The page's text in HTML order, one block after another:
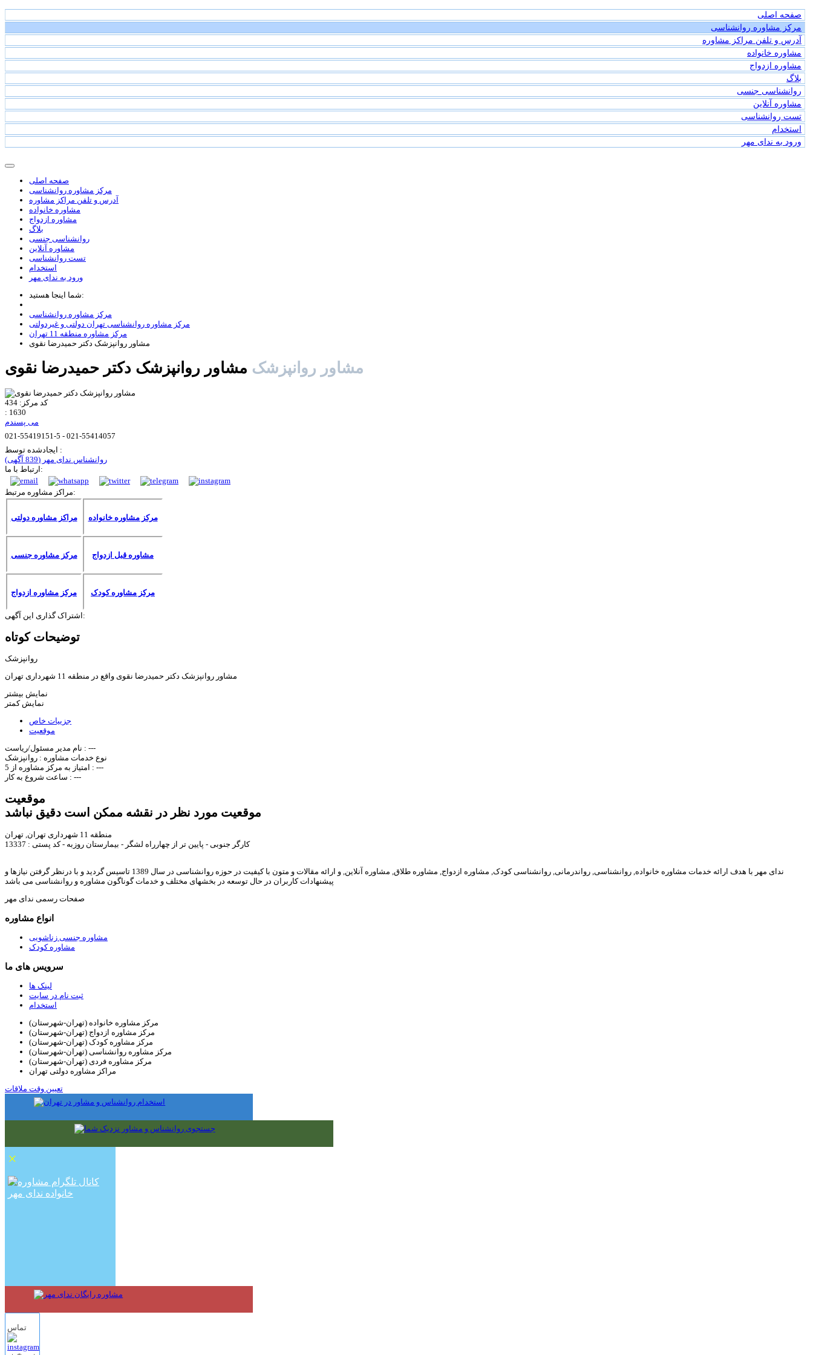
صفحه اصلی
مرکز مشاوره روانشناسی
آدرس و تلفن مراکز مشاوره
مشاوره خانواده
مشاوره ازدواج
بلاگ
روانشناسی جنسی
مشاوره آنلاین
تست روانشناسی
استخدام
ورود به ندای مهر
صفحه اصلی
مرکز مشاوره روانشناسی
آدرس و تلفن مراکز مشاوره
مشاوره خانواده
مشاوره ازدواج
بلاگ
روانشناسی جنسی
مشاوره آنلاین
تست روانشناسی
استخدام
ورود به ندای مهر
شما اینجا هستید:
مرکز مشاوره روانشناسی
مرکز مشاوره روانشناسی تهران دولتی و غیردولتی
مرکز مشاوره منطقه 11 تهران
مشاور روانپزشک دکتر حمیدرضا نقوی
مشاور روانپزشک
کد مرکز: 434
: 1630
می پسندم
021-55419151-5 - 021-55414057
ایجادشده توسط :
روانشناس ندای مهر (839 آگهی)
ارتباط با ما:
مراکز مشاوره مرتبط:
مراکز مشاوره دولتی مرکز مشاوره خانواده
مرکز مشاوره جنسی مشاوره قبل ازدواج
مرکز مشاوره ازدواج مرکز مشاوره کودک
اشتراک گذاری این آگهی:
توضیحات کوتاه
روانپزشک
مشاور روانپزشک دکتر حمیدرضا نقوی واقع در منطقه 11 شهرداری تهران
نمایش بیشتر
نمایش کمتر
جزییات خاص
موقعیت
نام مدیر مسئول/ریاست : ---
نوع خدمات مشاوره : روانپزشک
امتیاز به مرکز مشاوره از 5 : ---
ساعت شروع به کار : ---
موقعیت
موقعیت مورد نظر در نقشه ممکن است دقیق نباشد
منطقه 11 شهرداری تهران, تهران
کارگر جنوبی - پایین تر از چهارراه لشگر - بیمارستان روزبه - کد پستی : 13337
ندای مهر با هدف ارائه خدمات مشاوره خانواده, روانشناسی, رواندرمانی, روانشناسی کودک, مشاوره ازدواج, مشاوره طلاق, مشاوره آنلاین, و ارائه مقالات و متون با کیفیت در حوزه روانشناسی در سال 1389 تاسیس گردید و با درنظر گرفتن نیازها و
پیشنهادات کاربران در حال توسعه در بخشهای مختلف و خدمات گوناگون مشاوره و روانشناسی می باشد
صفحات رسمی ندای مهر
انواع مشاوره
مشاوره جنسی زناشویی
مشاوره کودک
سرویس های ما
لینک ها
ثبت نام در سایت
استخدام
مرکز مشاوره خانواده (تهران-شهرستان)
مرکز مشاوره ازدواج (تهران-شهرستان)
مرکز مشاوره کودک (تهران-شهرستان)
مرکز مشاوره روانشناسی (تهران-شهرستان)
مرکز مشاوره فردی (تهران-شهرستان)
مراکز مشاوره دولتی تهران
تعیین وقت ملاقات
×
تماس